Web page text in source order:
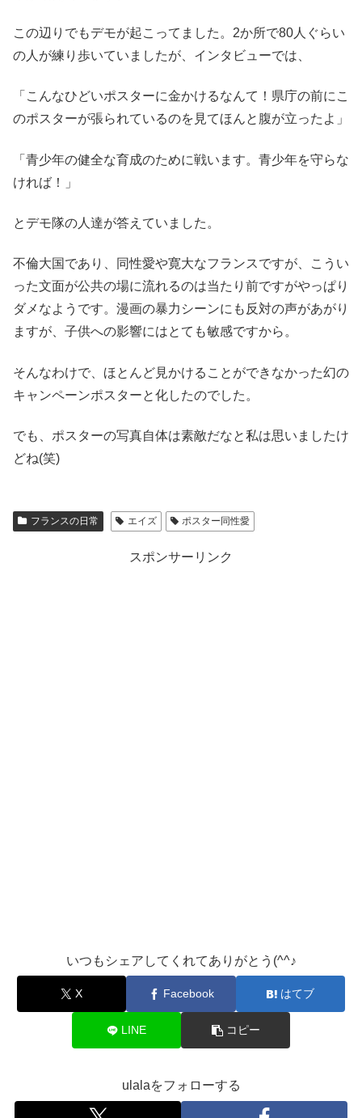
この辺りでもデモが起こってました。2か所で80人ぐらい
の人が練り歩いていましたが、インタビューでは、
「こんなひどいポスターに金かけるなんて！県庁の前にこ
のポスターが張られているのを見てほんと腹が立ったよ」
「青少年の健全な育成のために戦います。青少年を守らな
ければ！」
とデモ隊の人達が答えていました。
不倫大国であり、同性愛や寛大なフランスですが、こうい
った文面が公共の場に流れるのは当たり前ですがやっぱり
ダメなようです。漫画の暴力シーンにも反対の声があがり
ますが、子供への影響にはとても敏感ですから。
そんなわけで、ほとんど見かけることができなかった幻の
キャンペーンポスターと化したのでした。
でも、ポスターの写真自体は素敵だなと私は思いましたけ
どね(笑)
フランスの日常 エイズ ポスター同性愛
スポンサーリンク
いつもシェアしてくれてありがとう(^^♪
X Facebook はてブ
LINE コピー
ulalaをフォローする